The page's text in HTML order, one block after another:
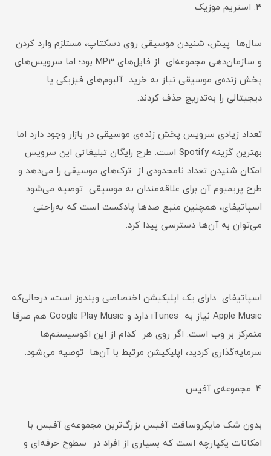
۳. استریم موزیک
سال‌ها پیش، شنیدن موسیقی روی دسکتاپ، مستلزم وارد کردن
و سازمان‌دهی مجموعه‌ای از فایل‌های MP3 بود؛ اما سرویس‌های
پخش زنده‌ی موسیقی نیاز به خرید آلبوم‌های فیزیکی یا
دیجیتالی را به‌تدریج حذف کردند.
تعداد زیادی سرویس پخش زنده‌ی موسیقی در بازار وجود دارد اما
بهترین گزینه Spotify است. طرح رایگان تبلیغاتی این سرویس
امکان شنیدن تعداد نامحدودی از ترک‌های موسیقی را می‌دهد و
طرح پریمیوم آن برای علاقه‌مندان به موسیقی توصیه می‌شود.
اسپاتیفای، همچنین منبع صدها پادکست است که به‌راحتی
می‌توان به آن‌ها دسترسی پیدا کرد.
اسپاتیفای دارای یک اپلیکیشن اختصاصی ویندوز است، درحالی‌که
Apple Music نیاز به iTunes دارد و Google Play Music هم صرفا
متمرکز بر وب است. اگر روی هر کدام از این اکوسیستم‌ها
سرمایه‌گذاری کردید، اپلیکیشن مرتبط با آن‌ها توصیه می‌شود.
۴. مجموعه‌ی آفیس
بدون شک مایکروسافت آفیس بزرگ‌ترین مجموعه‌ی آفیس با
امکانات یکپارچه است که بسیاری از افراد در سطوح حرفه‌ای و